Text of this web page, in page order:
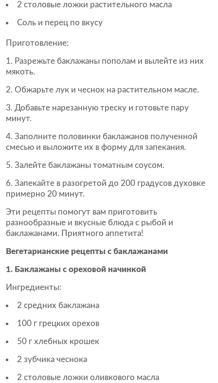
2 столовые ложки растительного масла
Соль и перец по вкусу
Приготовление:
Разрежьте баклажаны пополам и вылейте из них
мякоть.
Обжарьте лук и чеснок на растительном масле.
Добавьте нарезанную треску и готовьте пару
минут.
Заполните половинки баклажанов полученной
смесью и выложите их в форму для запекания.
Залейте баклажаны томатным соусом.
Запекайте в разогретой до 200 градусов духовке
примерно 20 минут.
Эти рецепты помогут вам приготовить
разнообразные и вкусные блюда с рыбой и
баклажанами. Приятного аппетита!
Вегетарианские рецепты с баклажанами
1. Баклажаны с ореховой начинкой
Ингредиенты:
2 средних баклажана
100 г грецких орехов
50 г хлебных крошек
2 зубчика чеснока
2 столовые ложки оливкового масла